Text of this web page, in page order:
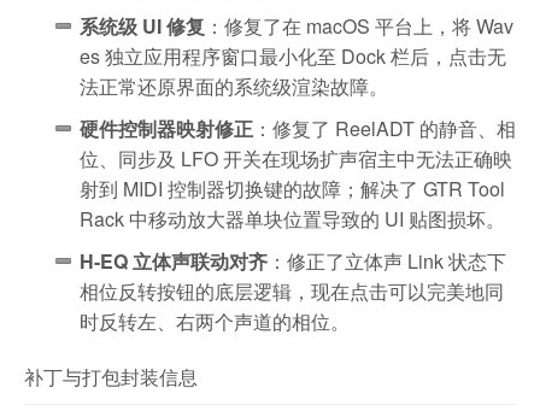
系统级 UI 修复 ：修复了在 macOS 平台上，将 Wav
es 独立应用程序窗口最小化至 Dock 栏后，点击无
法正常还原界面的系统级渲染故障。
硬件控制器映射修正 ：修复了 ReelADT 的静音、相
位、同步及 LFO 开关在现场扩声宿主中无法正确映
射到 MIDI 控制器切换键的故障；解决了 GTR Tool
Rack 中移动放大器单块位置导致的 UI 贴图损坏。
H-EQ 立体声联动对齐 ：修正了立体声 Link 状态下
相位反转按钮的底层逻辑，现在点击可以完美地同
时反转左、右两个声道的相位。
补丁与打包封装信息